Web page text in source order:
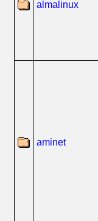
almalinux
aminet